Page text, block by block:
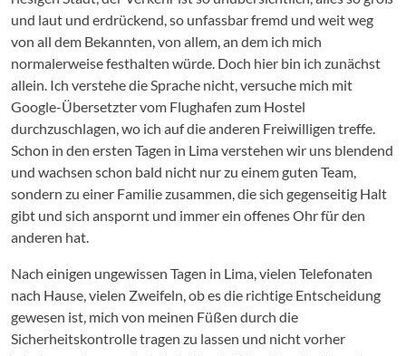
und laut und erdrückend, so unfassbar fremd und weit weg
von all dem Bekannten, von allem, an dem ich mich
normalerweise festhalten würde. Doch hier bin ich zunächst
allein. Ich verstehe die Sprache nicht, versuche mich mit
Google-Übersetzter vom Flughafen zum Hostel
durchzuschlagen, wo ich auf die anderen Freiwilligen treffe.
Schon in den ersten Tagen in Lima verstehen wir uns blendend
und wachsen schon bald nicht nur zu einem guten Team,
sondern zu einer Familie zusammen, die sich gegenseitig Halt
gibt und sich anspornt und immer ein offenes Ohr für den
anderen hat.
Nach einigen ungewissen Tagen in Lima, vielen Telefonaten
nach Hause, vielen Zweifeln, ob es die richtige Entscheidung
gewesen ist, mich von meinen Füßen durch die
Sicherheitskontrolle tragen zu lassen und nicht vorher